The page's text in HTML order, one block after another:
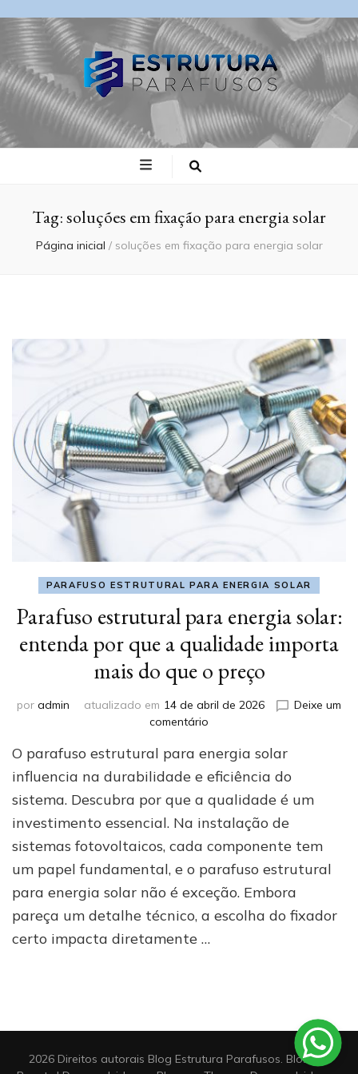
Blog Estrutura
Parafusos
Tag:soluções em fixação para energia solar
Página inicial / soluções em fixação para energia solar
PARAFUSO ESTRUTURAL PARA ENERGIA SOLAR
Parafuso estrutural para energia solar:
entenda por que a qualidade importa
mais do que o preço
por admin atualizado em 14 de abril de 2026
Deixe um
comentário
estrutural
para
solar:
entenda
que
a
qualidade
importa
mais
do
O parafuso estrutural para energia solar
influencia na durabilidade e eficiência do
sistema. Descubra por que a qualidade é um
investimento essencial. Na instalação de
sistemas fotovoltaicos, cada componente tem
um papel fundamental, e o parafuso estrutural
para energia solar não é exceção. Embora
pareça um detalhe técnico, a escolha do fixador
certo impacta diretamente …
2026 Direitos autorais Blog Estrutura Parafusos. Blossom